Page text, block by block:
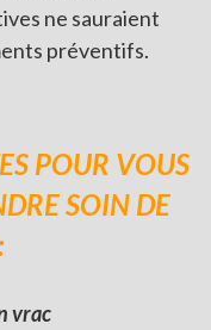
ne sauraient
préventifs.
POUR VOUS
SOIN DE
vrac